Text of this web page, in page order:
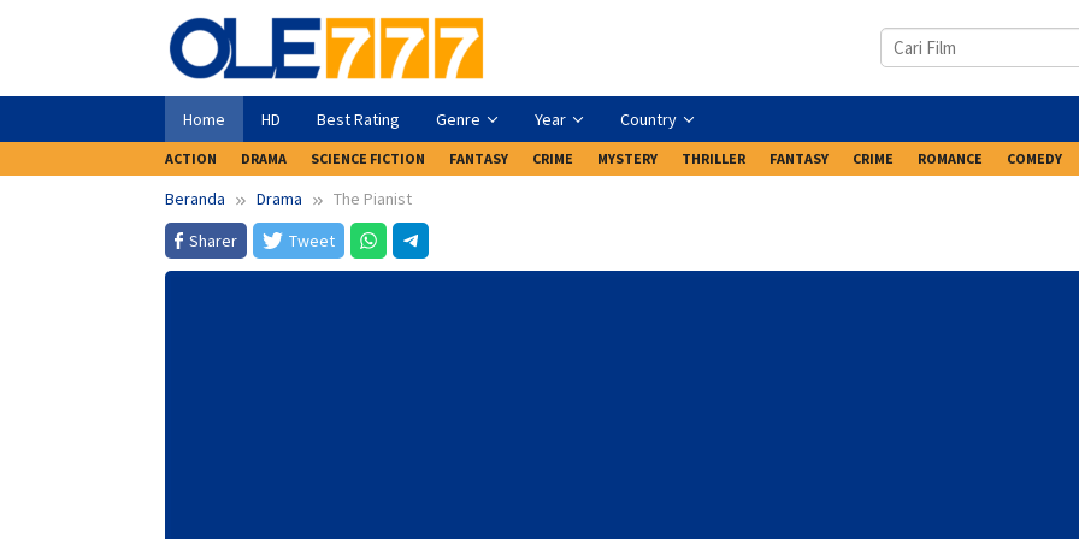
Home HD Best Rating Genre Year Country
ACTION DRAMA SCIENCE FICTION FANTASY CRIME MYSTERY THRILLER FANTASY CRIME ROMANCE COMEDY
Beranda Drama
The Pianist
Sharer
Tweet